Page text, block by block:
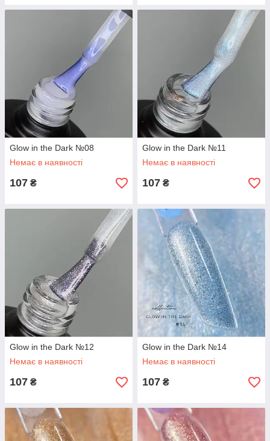
Glow in the Dark №08
Немає в наявності
107 ₴
Glow in the Dark №11
Немає в наявності
107 ₴
Glow in the Dark №12
Немає в наявності
107 ₴
Glow in the Dark №14
Немає в наявності
107 ₴